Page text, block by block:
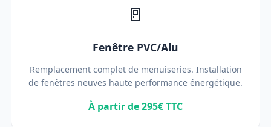
🚪
Fenêtre PVC/Alu
Remplacement complet de menuiseries. Installation
de fenêtres neuves haute performance énergétique.
À partir de 295€ TTC